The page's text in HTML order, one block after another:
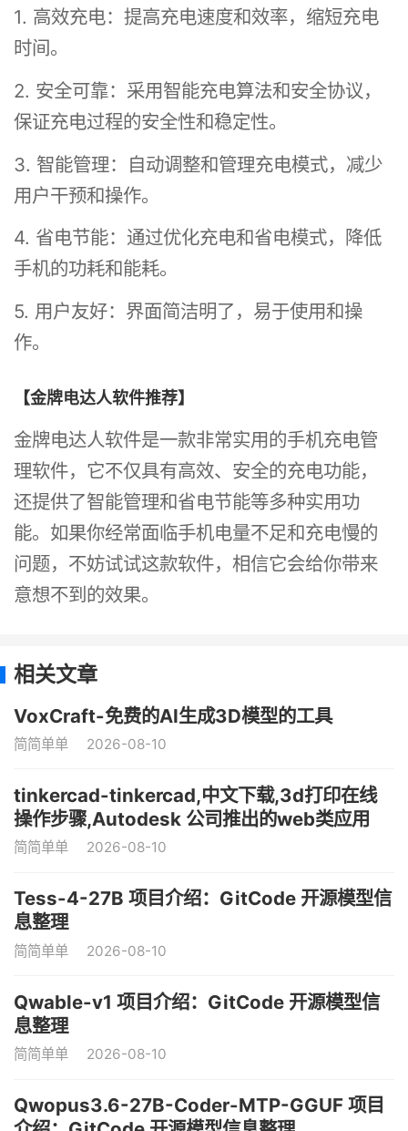
1. 高效充电：提高充电速度和效率，缩短充电
时间。
2. 安全可靠：采用智能充电算法和安全协议，
保证充电过程的安全性和稳定性。
3. 智能管理：自动调整和管理充电模式，减少
用户干预和操作。
4. 省电节能：通过优化充电和省电模式，降低
手机的功耗和能耗。
5. 用户友好：界面简洁明了，易于使用和操
作。
【金牌电达人软件推荐】
金牌电达人软件是一款非常实用的手机充电管
理软件，它不仅具有高效、安全的充电功能，
还提供了智能管理和省电节能等多种实用功
能。如果你经常面临手机电量不足和充电慢的
问题，不妨试试这款软件，相信它会给你带来
意想不到的效果。
相关文章
VoxCraft-免费的AI生成3D模型的工具
简简单单 2026-08-10
tinkercad-tinkercad,中文下载,3d打印在线
操作步骤,Autodesk 公司推出的web类应用
简简单单 2026-08-10
Tess-4-27B 项目介绍：GitCode 开源模型信
息整理
简简单单 2026-08-10
Qwable-v1 项目介绍：GitCode 开源模型信
息整理
简简单单 2026-08-10
Qwopus3.6-27B-Coder-MTP-GGUF 项目